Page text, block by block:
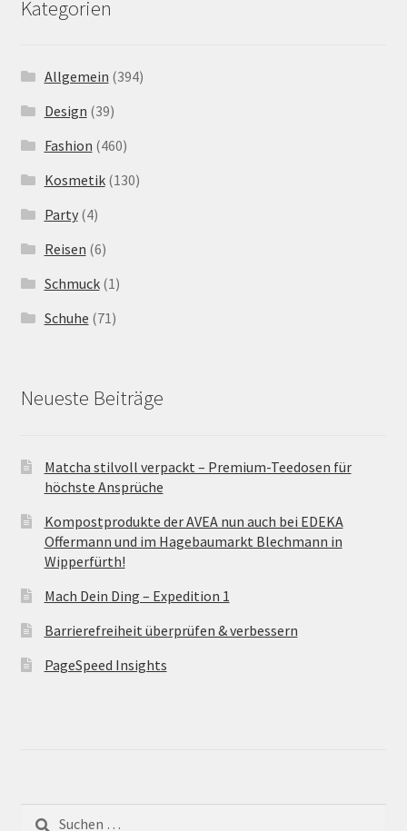
Kategorien
Allgemein (394)
Design (39)
Fashion (460)
Kosmetik(130)
Party(4)
Reisen (6)
Schmuck(1)
Schuhe (71)
Neueste Beiträge
Matcha stilvoll verpackt – Premium-Teedosen für
höchste Ansprüche
Kompostprodukte der AVEA nun auch bei EDEKA
Offermann und im Hagebaumarkt Blechmann in
Wipperfürth!
Mach Dein Ding – Expedition 1
Barrierefreiheit überprüfen & verbessern
PageSpeed Insights